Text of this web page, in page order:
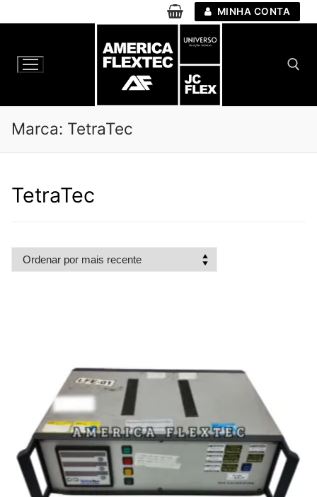
para
conteúdo
MINHA CONTA
Marca: TetraTec
TetraTec